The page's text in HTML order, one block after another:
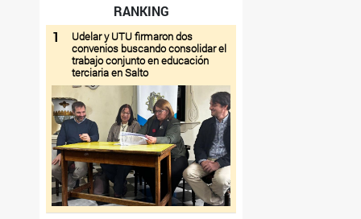
RANKING
1
Udelar y UTU firmaron dos
convenios buscando consolidar el
trabajo conjunto en educación
terciaria en Salto